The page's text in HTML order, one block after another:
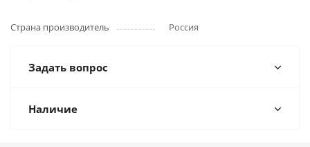
Страна производитель Россия
Задать вопрос
Наличие